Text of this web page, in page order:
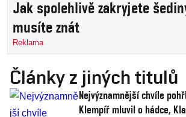
Jak spolehlivě zakryjete
musíte znát
Reklama
Články z jiných titulů
Nejvýznamnější chvíle
Klempíř mluvil o hádce,